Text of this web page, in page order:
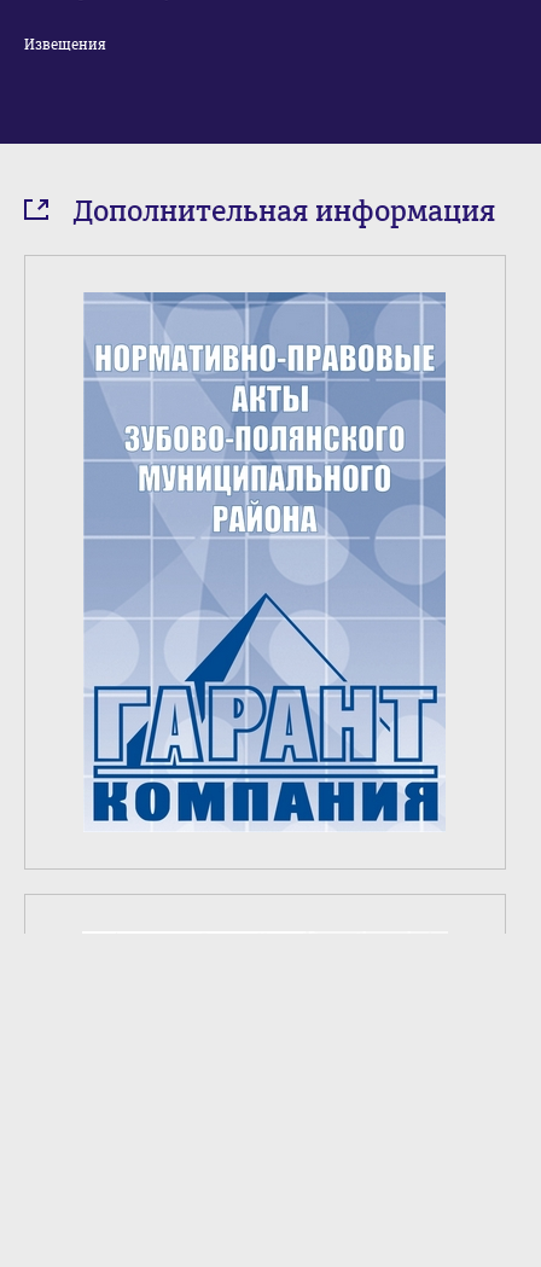
Извещения
Дополнительная информация